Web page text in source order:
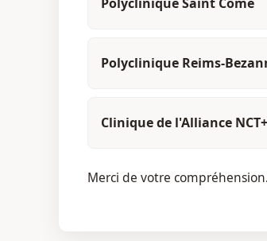
Polyclinique Reims-
Clinique de l'Alliance
Merci de votre compréhension.